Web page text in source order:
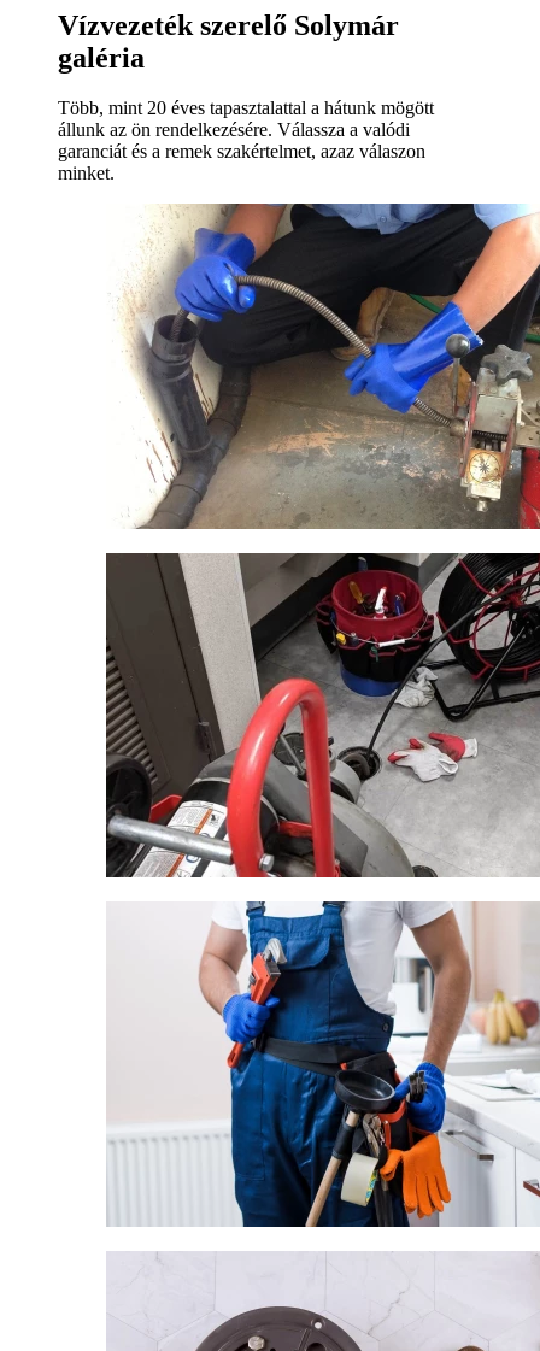
Vízvezeték szerelő Solymár
galéria
Több, mint 20 éves tapasztalattal a hátunk mögött
állunk az ön rendelkezésére. Válassza a valódi
garanciát és a remek szakértelmet, azaz válaszon
minket.